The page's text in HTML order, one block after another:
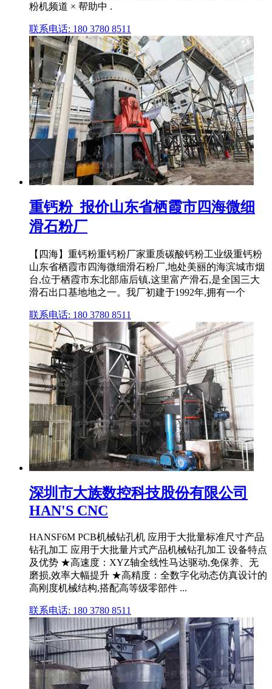
粉机频道 × 帮助中 .
联系电话: 180 3780 8511
重钙粉_报价山东省栖霞市四海微细
滑石粉厂
【四海】重钙粉重钙粉厂家重质碳酸钙粉工业级重钙粉
山东省栖霞市四海微细滑石粉厂,地处美丽的海滨城市烟
台,位于栖霞市东北部庙后镇,这里富产滑石,是全国三大
滑石出口基地地之一。我厂初建于1992年,拥有一个
联系电话: 180 3780 8511
深圳市大族数控科技股份有限公司
HAN'S CNC
HANSF6M PCB机械钻孔机 应用于大批量标准尺寸产品
钻孔加工 应用于大批量片式产品机械钻孔加工 设备特点
及优势 ★高速度：XYZ轴全线性马达驱动,免保养、无
磨损,效率大幅提升 ★高精度：全数字化动态仿真设计的
高刚度机械结构,搭配高等级零部件 ...
联系电话: 180 3780 8511